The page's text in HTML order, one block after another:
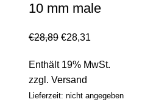
10 mm male
€28,89 €28,31
Enthält 19% MwSt.
zzgl. Versand
Lieferzeit: nicht angegeben